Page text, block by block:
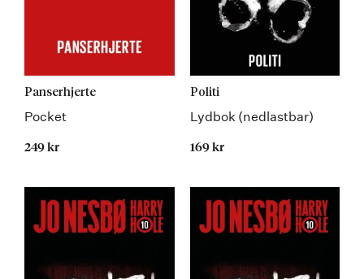
Panserhjerte
Pocket
249 kr
Politi
Lydbok (nedlastbar)
169 kr